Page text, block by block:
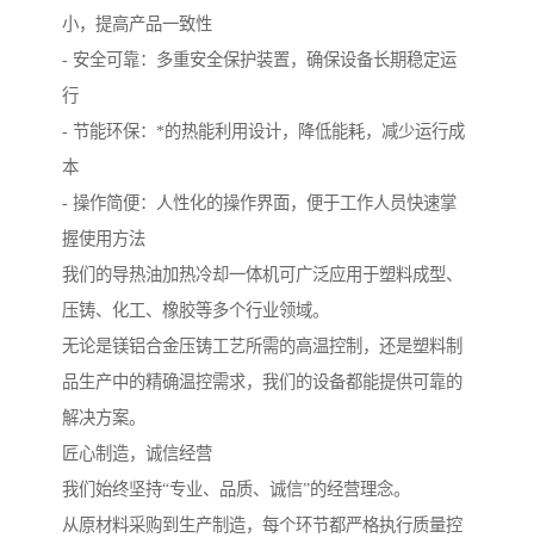
小，提高产品一致性
- 安全可靠：多重安全保护装置，确保设备长期稳定运
行
- 节能环保：*的热能利用设计，降低能耗，减少运行成
本
- 操作简便：人性化的操作界面，便于工作人员快速掌
握使用方法
我们的导热油加热冷却一体机可广泛应用于塑料成型、
压铸、化工、橡胶等多个行业领域。
无论是镁铝合金压铸工艺所需的高温控制，还是塑料制
品生产中的精确温控需求，我们的设备都能提供可靠的
解决方案。
匠心制造，诚信经营
我们始终坚持“专业、品质、诚信”的经营理念。
从原材料采购到生产制造，每个环节都严格执行质量控